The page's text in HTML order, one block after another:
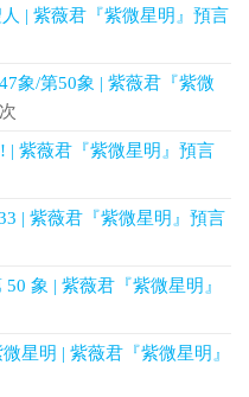
| 紫薇君『紫微星明』預言
象/第50象 | 紫薇君『紫微
| 紫薇君『紫微星明』預言
| 紫薇君『紫微星明』預言
象 | 紫薇君『紫微星明』
星明 | 紫薇君『紫微星明』